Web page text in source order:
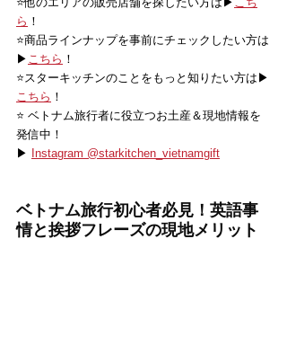
ら ！
⭐️商品ラインナップを事前にチェックしたい方は
▶ こちら ！
⭐️スターキッチンのことをもっと知りたい方は▶
こちら ！
⭐️ ベトナム旅行者に役立つお土産＆現地情報を
発信中！
▶
Instagram @starkitchen_vietnamgift
ベトナム旅行初心者必見！英語事
情と挨拶フレーズの現地メリット